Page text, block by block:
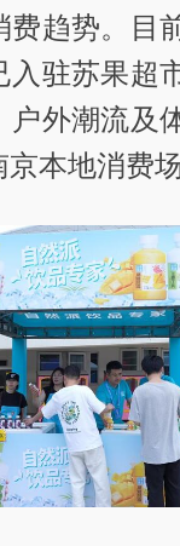
费趋势。目
入驻苏果超
户外潮流及
本地消费场